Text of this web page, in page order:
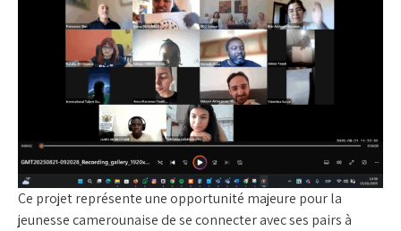
Ce projet représente une opportunité majeure pour la
jeunesse camerounaise de se connecter avec ses pairs à